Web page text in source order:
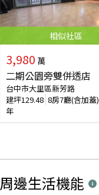
相似社區
3,980 萬
二期公園旁雙併透店
台中市大里區新芳路
建坪129.48 8房7廳(含加蓋)
年
周邊生活機能